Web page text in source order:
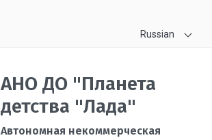
Russian
АНО ДО "Планета
детства "Лада"
Автономная некоммерческая